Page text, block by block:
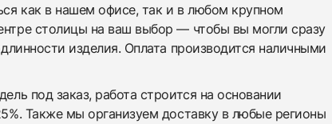
как в нашем офисе, так и в любом крупном
столицы на ваш выбор — чтобы вы могли сразу
изделия. Оплата производится наличными
под заказ, работа строится на основании
Также мы организуем доставку в любые регионы